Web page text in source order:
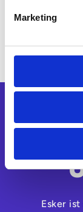
Marketing
wie sich
oder
Esker